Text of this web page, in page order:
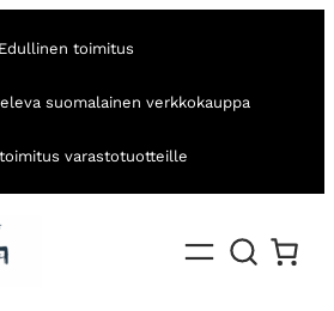
Edullinen toimitus
suomalainen verkkokauppa
varastotuotteille